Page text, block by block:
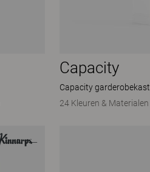
Capacity
Capacity garderobekast
24 Kleuren & Materialen